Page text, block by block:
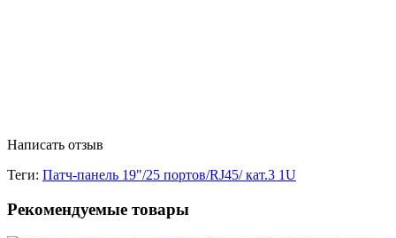
Написать отзыв
Теги: Патч-панель 19"/25 портов/RJ45/ кат.3 1U
Рекомендуемые товары